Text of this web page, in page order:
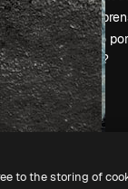
Sala de
Procurando por
magnific.ai?
to the storing of